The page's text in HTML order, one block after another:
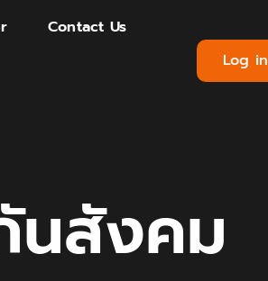
Contact Us
Log in
นสังคม